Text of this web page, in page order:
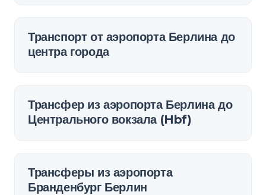
Транспорт от аэропорта Берлина до
центра города
Трансфер из аэропорта Берлина до
Центрального вокзала (Hbf)
Трансферы из аэропорта
Бранденбург Берлин